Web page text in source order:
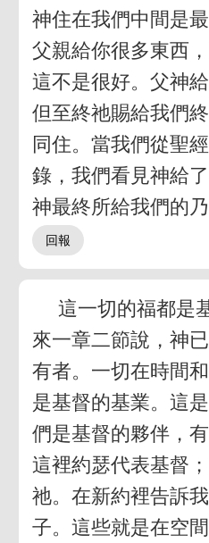
神住在我們中間是
父親給你很多東西
這不是很好。父神
但至終祂賜給我們
同住。當我們從聖
錄，我們看見神給
神最終所給我們的乃
這一切的福都是
來一章二節說，神
有者。一切在時間
是基督的基業。這
們是基督的夥伴，
這裡約瑟代表基督
祂。在新約裡告訴
子。這些就是在空